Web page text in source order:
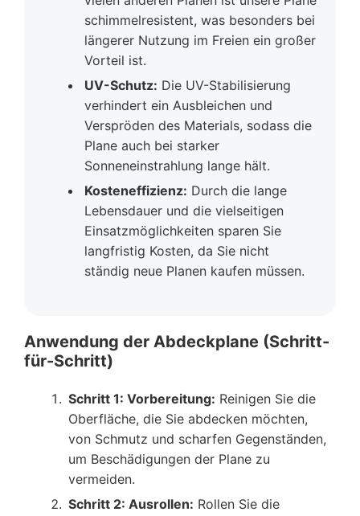
schimmelresistent, was besonders bei
längerer Nutzung im Freien ein großer
Vorteil ist.
UV-Schutz: Die UV-Stabilisierung
verhindert ein Ausbleichen und
Verspröden des Materials, sodass die
Plane auch bei starker
Sonneneinstrahlung lange hält.
Kosteneffizienz: Durch die lange
Lebensdauer und die vielseitigen
Einsatzmöglichkeiten sparen Sie
langfristig Kosten, da Sie nicht
ständig neue Planen kaufen müssen.
Anwendung der Abdeckplane (Schritt-
für-Schritt)
Schritt 1: Vorbereitung: Reinigen Sie die
Oberfläche, die Sie abdecken möchten,
von Schmutz und scharfen Gegenständen,
um Beschädigungen der Plane zu
vermeiden.
Schritt 2: Ausrollen: Rollen Sie die